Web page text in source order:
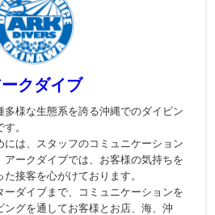
ークダイブ
多様な生態系を誇る沖縄でのダイビン
。
には、スタッフのコミュニケーション
アークダイブでは、お客様の気持ちを
接客を心がけております。
ーダイブまで、コミュニケーションを
ングを通してお客様とお店、海、沖